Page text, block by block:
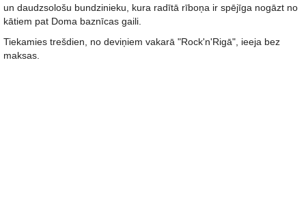
un daudzsološu bundzinieku, kura radītā rīboņa ir spējīga nogāzt no
kātiem pat Doma baznīcas gaili.
Tiekamies trešdien, no deviņiem vakarā "Rock'n'Rigā", ieeja bez
maksas.